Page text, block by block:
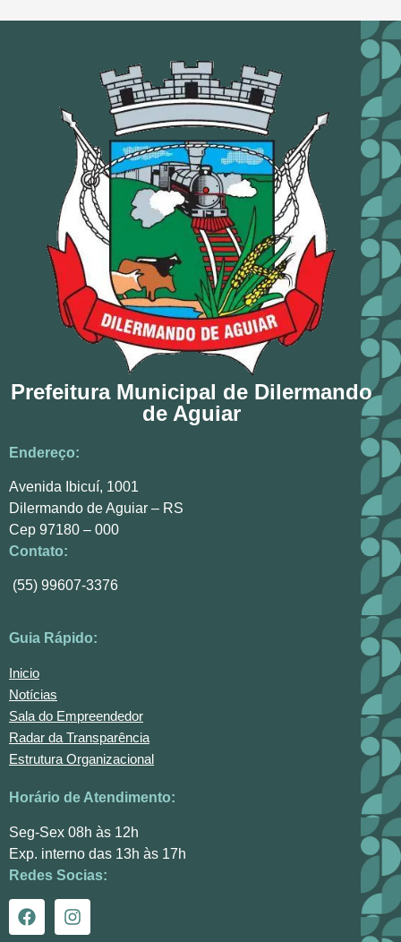
Prefeitura Municipal de Dilermando
de Aguiar
Endereço:
Avenida Ibicuí, 1001
Dilermando de Aguiar – RS
Cep 97180 – 000
Contato:
(55) 99607-3376
Guia Rápido:
Inicio
Notícias
Sala do Empreendedor
Radar da Transparência
Estrutura Organizacional
Horário de Atendimento:
Seg-Sex 08h às 12h
Exp. interno das 13h às 17h
Redes Socias: